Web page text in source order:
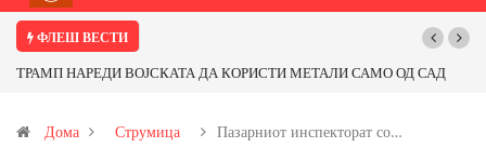
ФЛЕШ ВЕСТИ
ТРАМП НАРЕДИ ВОЈСКАТА ДА КОРИСТИ МЕТАЛИ САМО ОД САД
Иловица и со антимонот?
Дома Струмица Пазарниот инспекторат со…